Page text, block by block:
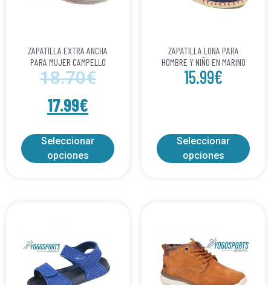
ZAPATILLA EXTRA ANCHA
PARA MUJER CAMPELLO
18.70€
17.99€
Seleccionar
opciones
ZAPATILLA LONA PARA
HOMBRE Y NIÑO EN MARINO
15.99€
Seleccionar
opciones